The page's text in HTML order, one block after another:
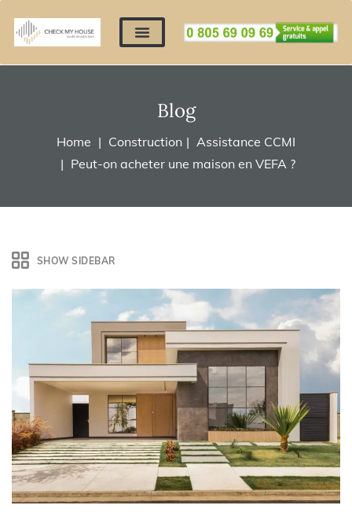
Blog
Home Construction
Assistance CCMI
Peut-on acheter une maison en VEFA ?
SHOW SIDEBAR